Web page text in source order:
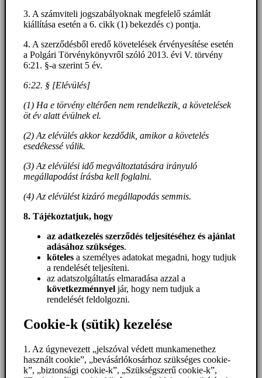
3. A számviteli jogszabályoknak megfelelő számlát
kiállítása esetén a 6. cikk (1) bekezdés c) pontja.
4. A szerződésből eredő követelések érvényesítése esetén
a Polgári Törvénykönyvről szóló 2013. évi V. törvény
6:21. §-a szerint 5 év.
6:22. § [Elévülés]
(1) Ha e törvény eltérően nem rendelkezik, a követelések
öt év alatt évülnek el.
(2) Az elévülés akkor kezdődik, amikor a követelés
esedékessé válik.
(3) Az elévülési idő megváltoztatására irányuló
megállapodást írásba kell foglalni.
(4) Az elévülést kizáró megállapodás semmis.
8. Tájékoztatjuk, hogy
az adatkezelés szerződés teljesítéséhez és ajánlat
adásához szükséges.
köteles a személyes adatokat megadni, hogy tudjuk
a rendelését teljesíteni.
az adatszolgáltatás elmaradása azzal a
következménnyel jár, hogy nem tudjuk a
rendelését feldolgozni.
Cookie-k (sütik) kezelése
1. Az úgynevezett „jelszóval védett munkamenethez
használt cookie”, „bevásárlókosárhoz szükséges cookie-
k”, „biztonsági cookie-k”, „Szükségszerű cookie-k”,